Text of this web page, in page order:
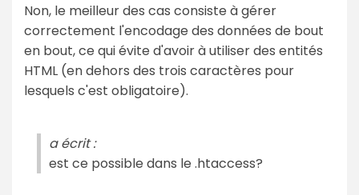
Non, le meilleur des cas consiste à gérer
correctement l'encodage des données de bout
en bout, ce qui évite d'avoir à utiliser des entités
HTML (en dehors des trois caractères pour
lesquels c'est obligatoire).
a écrit :
est ce possible dans le .htaccess?